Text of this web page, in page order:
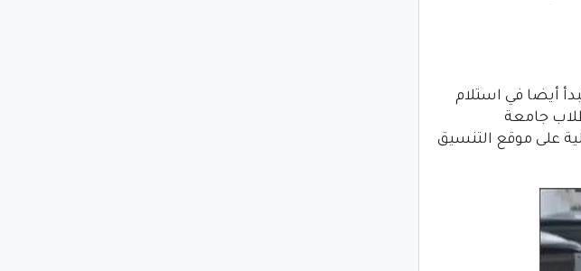
أيضا في استلام
جامعة
على موقع التنسيق